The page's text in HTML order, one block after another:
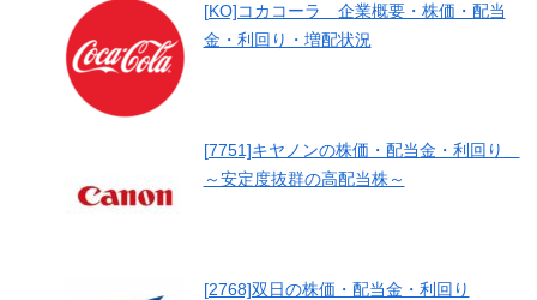
[KO]コカコーラ 企業概要・株価・配当
金・利回り・増配状況
[7751]キヤノンの株価・配当金・利回り
～安定度抜群の高配当株～
[2768]双日の株価・配当金・利回り